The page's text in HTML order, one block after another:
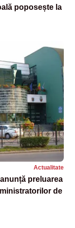
poposește la
Actualitate
preluarea
de